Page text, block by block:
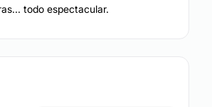
todo espectacular.